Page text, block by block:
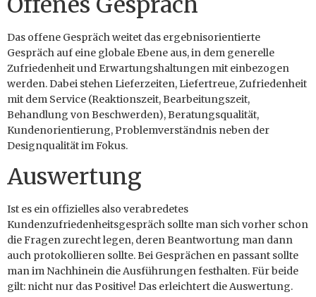
Das offene Gespräch weitet das ergebnisorientierte
Gespräch auf eine globale Ebene aus, in dem generelle
Zufriedenheit und Erwartungshaltungen mit einbezogen
werden. Dabei stehen Lieferzeiten, Liefertreue, Zufriedenheit
mit dem Service (Reaktionszeit, Bearbeitungszeit,
Behandlung von Beschwerden), Beratungsqualität,
Kundenorientierung, Problemverständnis neben der
Designqualität im Fokus.
Auswertung
Ist es ein offizielles also verabredetes
Kundenzufriedenheitsgespräch sollte man sich vorher schon
die Fragen zurecht legen, deren Beantwortung man dann
auch protokollieren sollte. Bei Gesprächen en passant sollte
man im Nachhinein die Ausführungen festhalten. Für beide
gilt: nicht nur das Positive! Das erleichtert die Auswertung.